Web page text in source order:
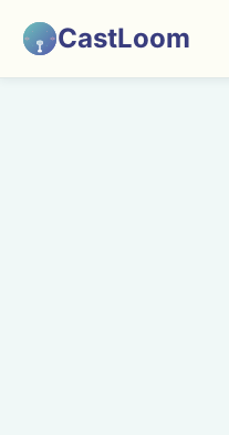
CastLoom